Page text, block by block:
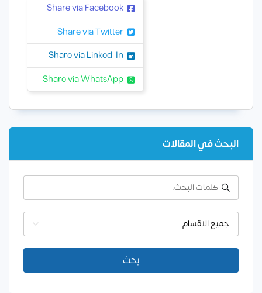
Share via Facebook
Share via Twitter
Share via Linked-In
Share via WhatsApp
البحث في المقالات
جميع الاقسام
بحث